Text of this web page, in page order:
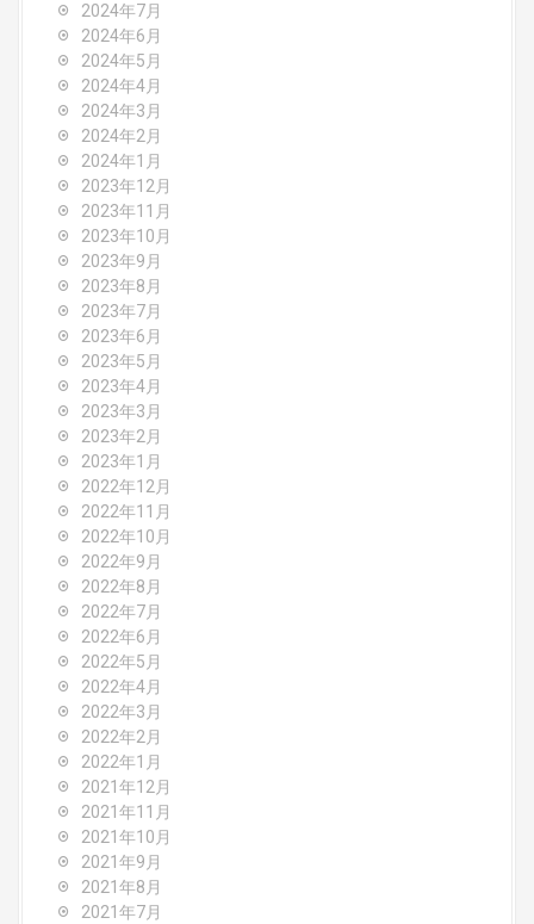
2024年7月
2024年6月
2024年5月
2024年4月
2024年3月
2024年2月
2024年1月
2023年12月
2023年11月
2023年10月
2023年9月
2023年8月
2023年7月
2023年6月
2023年5月
2023年4月
2023年3月
2023年2月
2023年1月
2022年12月
2022年11月
2022年10月
2022年9月
2022年8月
2022年7月
2022年6月
2022年5月
2022年4月
2022年3月
2022年2月
2022年1月
2021年12月
2021年11月
2021年10月
2021年9月
2021年8月
2021年7月